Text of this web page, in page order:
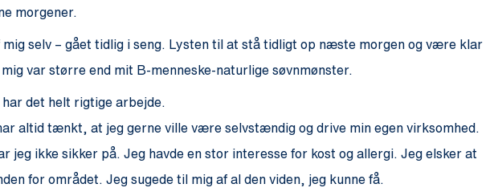
morgener.
mig selv – gået tidlig i seng. Lysten til at stå tidligt op næste morgen og være klar
var større end mit B-menneske-naturlige søvnmønster.
det helt rigtige arbejde.
altid tænkt, at jeg gerne ville være selvstændig og drive min egen virksomhed.
jeg ikke sikker på. Jeg havde en stor interesse for kost og allergi. Jeg elsker at
for området. Jeg sugede til mig af al den viden, jeg kunne få.